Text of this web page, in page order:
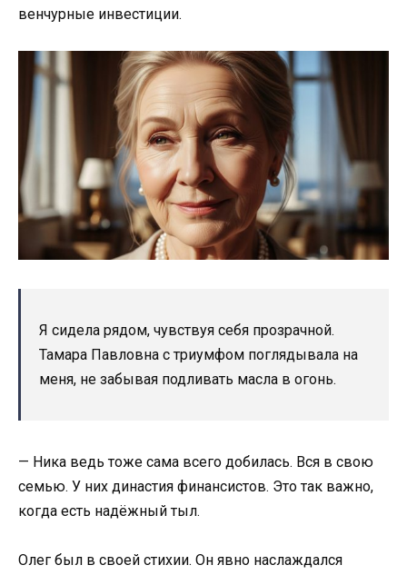
венчурные инвестиции.
Я сидела рядом, чувствуя себя прозрачной.
Тамара Павловна с триумфом поглядывала на
меня, не забывая подливать масла в огонь.
— Ника ведь тоже сама всего добилась. Вся в свою
семью. У них династия финансистов. Это так важно,
когда есть надёжный тыл.
Олег был в своей стихии. Он явно наслаждался